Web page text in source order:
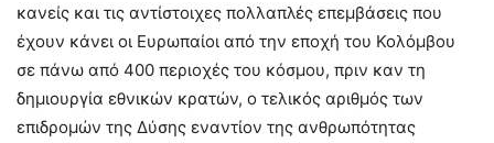
κανείς και τις αντίστοιχες πολλαπλές επεμβάσεις που
έχουν κάνει οι Ευρωπαίοι από την εποχή του Κολόμβου
σε πάνω από 400 περιοχές του κόσμου, πριν καν τη
δημιουργία εθνικών κρατών, ο τελικός αριθμός των
επιδρομών της Δύσης εναντίον της ανθρωπότητας